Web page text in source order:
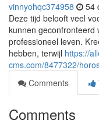
vinnyohqc374958 54
Deze tijd belooft veel
kunnen geconfronteerd
professioneel leven.
hebben, terwijl https://
cms.com/8477322/
Comments
Comments